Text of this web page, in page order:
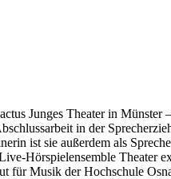
Junges Theater in
in der
ist sie außerdem als
Hörspielensemble Theater
für Musik der Hochschule